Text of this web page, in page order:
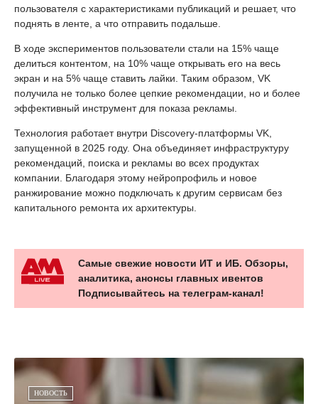
пользователя с характеристиками публикаций и решает, что
поднять в ленте, а что отправить подальше.
В ходе экспериментов пользователи стали на 15% чаще
делиться контентом, на 10% чаще открывать его на весь
экран и на 5% чаще ставить лайки. Таким образом, VK
получила не только более цепкие рекомендации, но и более
эффективный инструмент для показа рекламы.
Технология работает внутри Discovery-платформы VK,
запущенной в 2025 году. Она объединяет инфраструктуру
рекомендаций, поиска и рекламы во всех продуктах
компании. Благодаря этому нейропрофиль и новое
ранжирование можно подключать к другим сервисам без
капитального ремонта их архитектуры.
Самые свежие новости ИТ и ИБ. Обзоры,
аналитика, анонсы главных ивентов
Подписывайтесь на телеграм-канал!
НОВОСТЬ